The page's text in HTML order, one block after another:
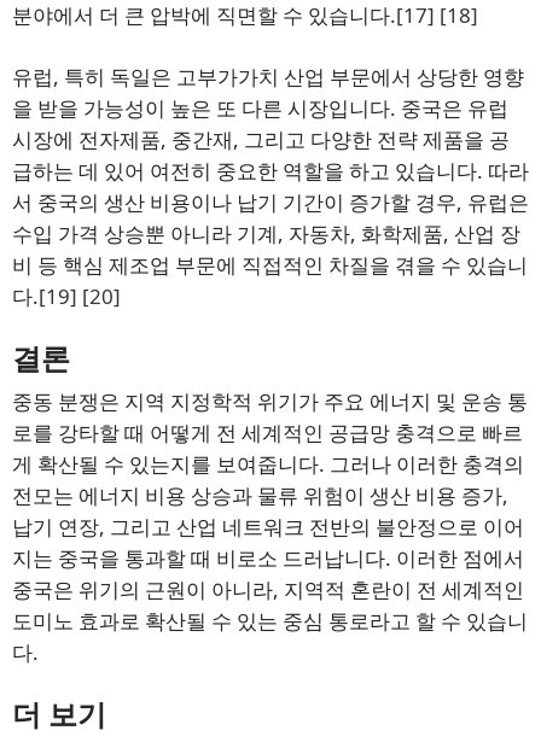
분야에서 더 큰 압박에 직면할 수 있습니다.[17] [18]
유럽, 특히 독일은 고부가가치 산업 부문에서 상당한 영향
을 받을 가능성이 높은 또 다른 시장입니다. 중국은 유럽
시장에 전자제품, 중간재, 그리고 다양한 전략 제품을 공
급하는 데 있어 여전히 중요한 역할을 하고 있습니다. 따라
서 중국의 생산 비용이나 납기 기간이 증가할 경우, 유럽은
수입 가격 상승뿐 아니라 기계, 자동차, 화학제품, 산업 장
비 등 핵심 제조업 부문에 직접적인 차질을 겪을 수 있습니
다.[19] [20]
결론
중동 분쟁은 지역 지정학적 위기가 주요 에너지 및 운송 통
로를 강타할 때 어떻게 전 세계적인 공급망 충격으로 빠르
게 확산될 수 있는지를 보여줍니다. 그러나 이러한 충격의
전모는 에너지 비용 상승과 물류 위험이 생산 비용 증가,
납기 연장, 그리고 산업 네트워크 전반의 불안정으로 이어
지는 중국을 통과할 때 비로소 드러납니다. 이러한 점에서
중국은 위기의 근원이 아니라, 지역적 혼란이 전 세계적인
도미노 효과로 확산될 수 있는 중심 통로라고 할 수 있습니
다.
더 보기